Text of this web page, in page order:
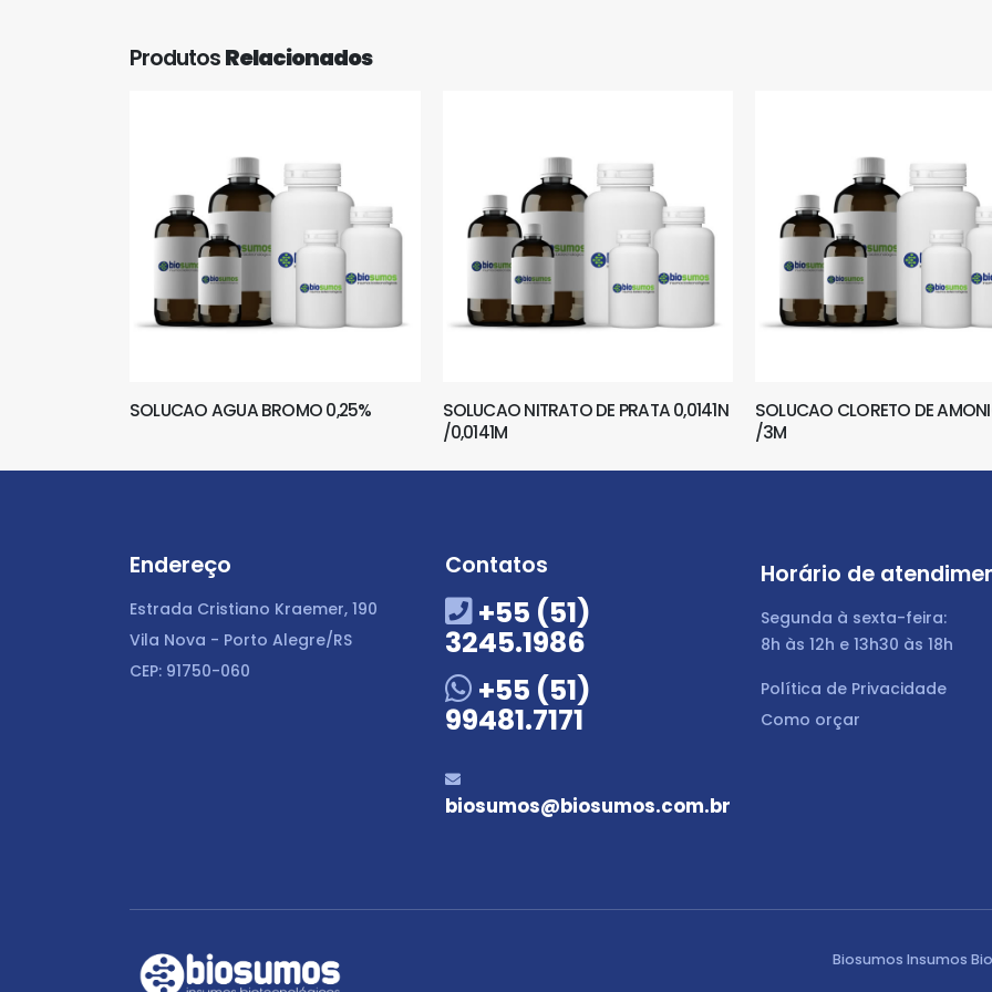
ProdutosRelacionados
SOLUCAO AGUA BROMO 0,25%
SOLUCAO NITRATO DE PRATA 0,0141N
/0,0141M
SOLUCAO CLORETO DE
/3M
Endereço
Estrada Cristiano Kraemer, 190
Vila Nova - Porto Alegre/RS
CEP: 91750-060
Contatos
+55 (51)
3245.1986
+55 (51)
99481.7171
biosumos@biosumos.com.br
Horário de
Segunda à sexta-feira:
8h às 12h e 13h30 às 18h
Política de Privacidade
Como orçar
Biosumos Insumos